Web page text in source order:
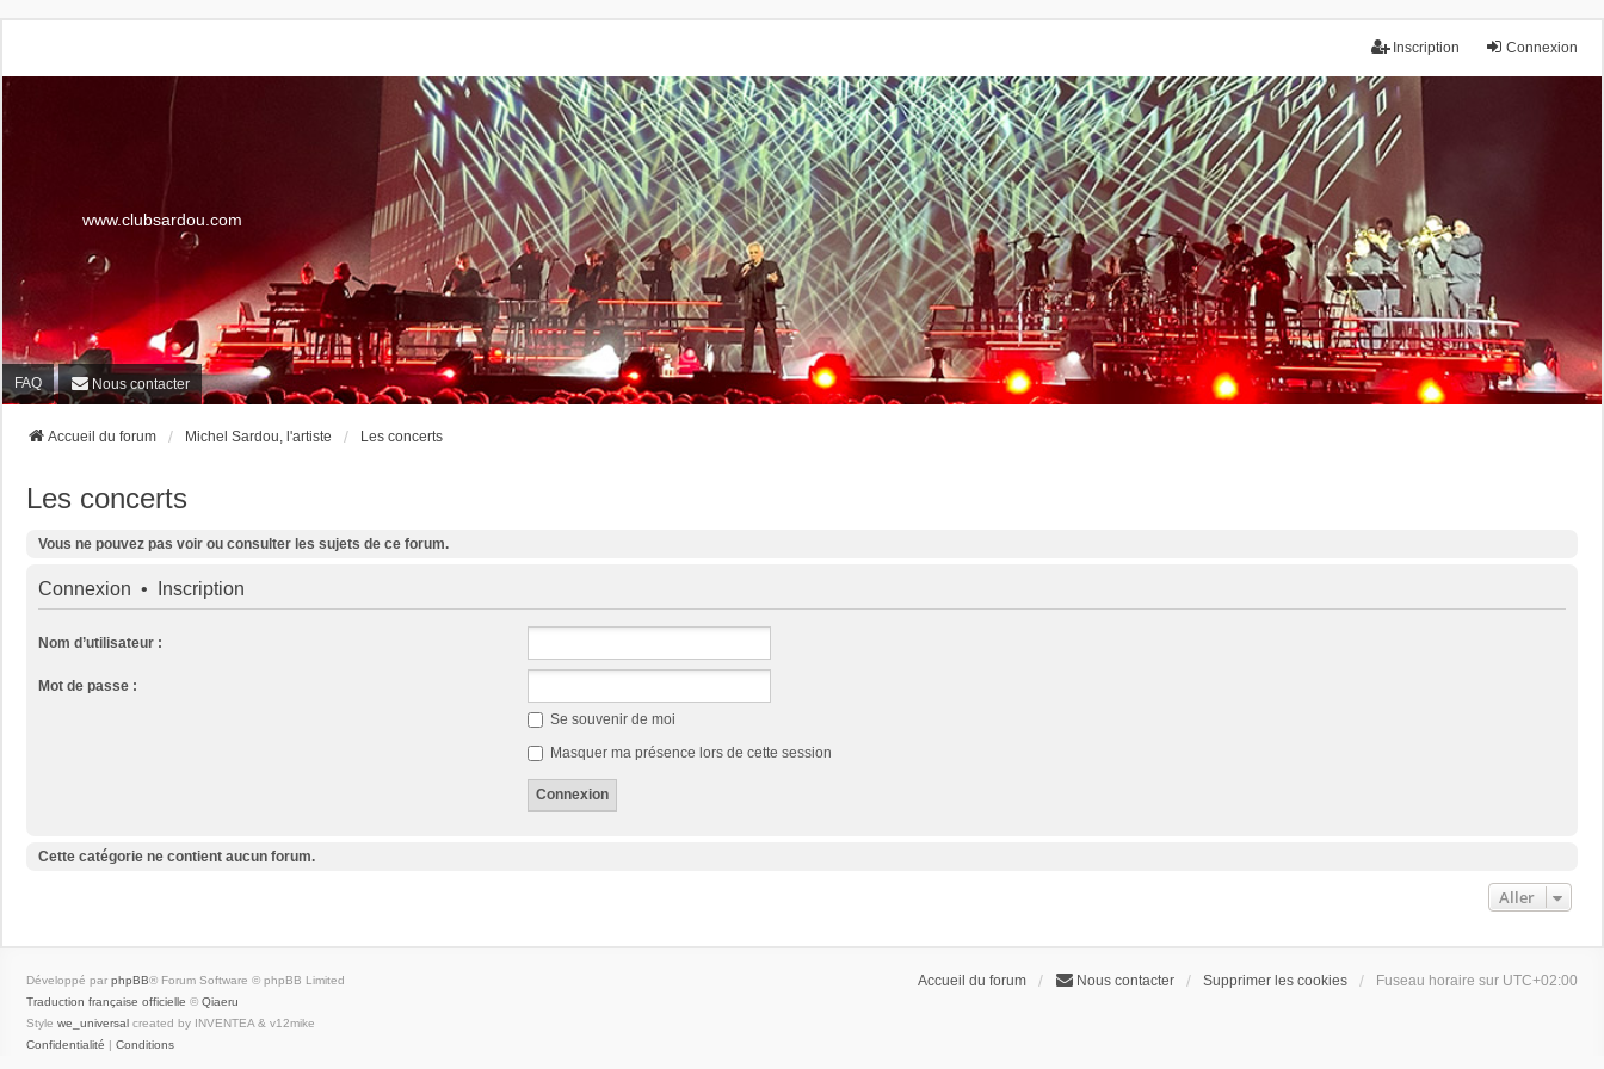
Connexion
Inscription
www.clubsardou.com
FAQ Nous contacter
Accueil du forum Michel Sardou, l'artiste Les concerts
Les concerts
Vous ne pouvez pas voir ou consulter les sujets de ce forum.
Connexion • Inscription
Nom d’utilisateur :
Mot de passe :
Se souvenir de moi
Masquer ma présence lors de cette session
Cette catégorie ne contient aucun forum.
Aller
Accueil du forum Nous contacter Supprimer les cookies Fuseau horaire sur UTC+02:00
Développé par phpBB® Forum Software © phpBB Limited
Traduction française officielle © Qiaeru
Style we_universal created by INVENTEA & v12mike
Confidentialité | Conditions